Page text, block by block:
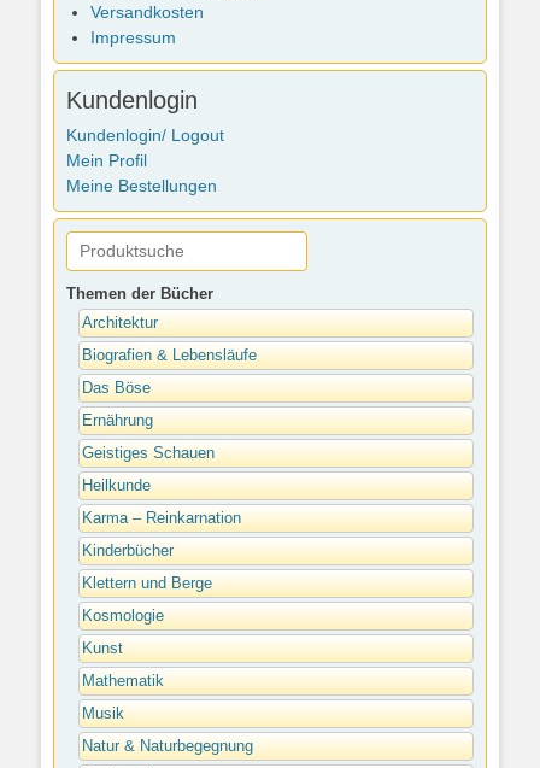
Versandkosten
Impressum
Kundenlogin
Kundenlogin/ Logout
Mein Profil
Meine Bestellungen
Themen der Bücher
Architektur
Biografien & Lebensläufe
Das Böse
Ernährung
Geistiges Schauen
Heilkunde
Karma – Reinkarnation
Kinderbücher
Klettern und Berge
Kosmologie
Kunst
Mathematik
Musik
Natur & Naturbegegnung